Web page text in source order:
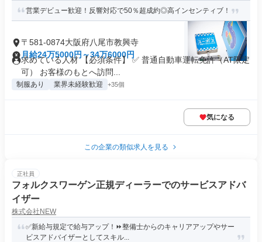
営業デビュー歓迎！反響対応で50％超成約◎高インセンティブ！
〒581-0874大阪府八尾市教興寺
月給24万5000円～34万6000円
求めている人材 【必須条件】 ✅ 普通自動車運転免許（AT限定
可） お客様のもとへ訪問...
制服あり 業界未経験歓迎 +35個
気になる
この企業の類似求人を見る
正社員
フォルクスワーゲン正規ディーラーでのサービスアドバ
イザー
株式会社NEW
✅新給与規定で給与アップ！⏩️整備士からのキャリアアップやサー
ビスアドバイザーとしてスキル...